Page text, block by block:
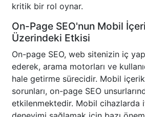
kritik bir rol oynar.
On-Page SEO'nun Mobil
Üzerindeki Etkisi
On-page SEO, web sitenizin iç
ederek, arama motorları ve
hale getirme sürecidir. Mobil
sorunları, on-page SEO
etkilenmektedir. Mobil cihazlarda